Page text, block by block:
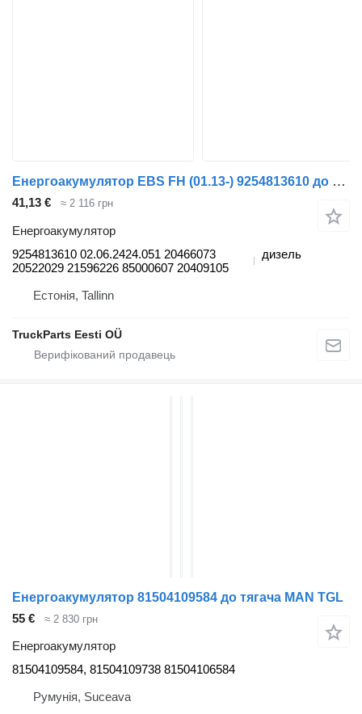
Енергоакумулятор EBS FH (01.13-) 9254813610 до тягача Volvo FH, FM, FMX-4 series (2013-)
41,13 € ≈ 2 116 грн
Енергоакумулятор
9254813610 02.06.2424.051 20466073
20522029 21596226 85000607 20409105
дизель
Естонія, Tallinn
TruckParts Eesti OÜ
Енергоакумулятор 81504109584 до тягача MAN TGL
55 €
≈ 2 830 грн
Енергоакумулятор
81504109584, 81504109738 81504106584
Румунія, Suceava